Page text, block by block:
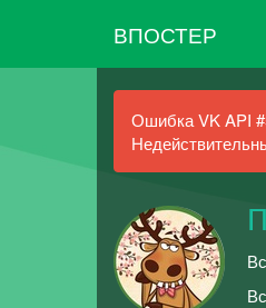
ВПОСТЕР
Ошибка VK API